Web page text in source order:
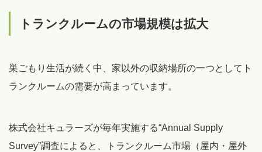
トランクルームの市場規模は拡大
巣ごもり生活が続く中、家以外の収納場所の一つとしてト
ランクルームの需要が高まっています。
株式会社キュラーズが毎年実施する“Annual Supply
Survey”調査によると、トランクルーム市場（屋内・屋外